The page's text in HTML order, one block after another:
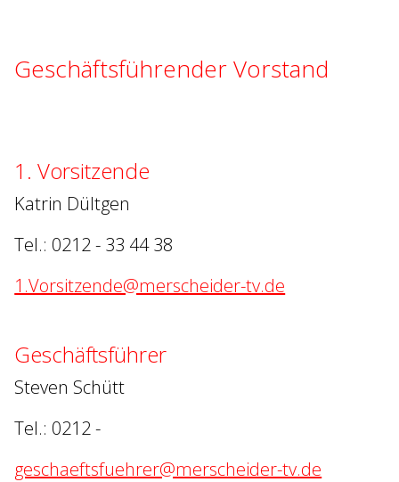
Geschäftsführender Vorstand
1. Vorsitzende
Katrin Dültgen
Tel.: 0212 - 33 44 38
1.Vorsitzende@merscheider-tv.de
Geschäftsführer
Steven Schütt
Tel.: 0212 -
geschaeftsfuehrer@merscheider-tv.de